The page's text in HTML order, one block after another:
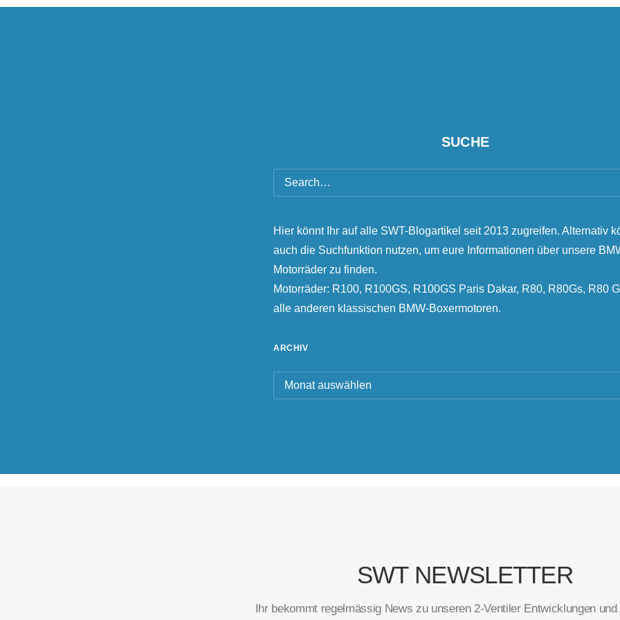
SUCHE
Hier könnt Ihr auf alle SWT-Blogartikel seit 2013 zugreifen. Alternativ
auch die Suchfunktion nutzen, um eure Informationen über unsere
Motorräder zu finden.
Motorräder: R100, R100GS, R100GS Paris Dakar, R80, R80Gs, R80
alle anderen klassischen BMW-Boxermotoren.
ARCHIV
Archiv
SWT NEWSLETTER
Ihr bekommt regelmässig News zu unseren 2-Ventiler Entwicklungen und